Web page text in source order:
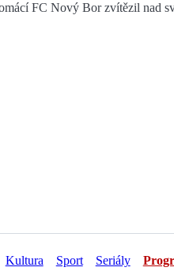
FC Nový Bor zvítězil nad
Kultura Sport Seriály